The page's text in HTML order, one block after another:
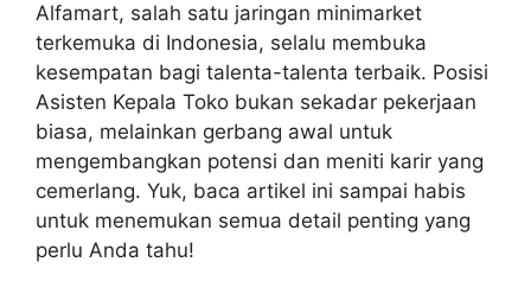
Alfamart, salah satu jaringan minimarket
terkemuka di Indonesia, selalu membuka
kesempatan bagi talenta-talenta terbaik. Posisi
Asisten Kepala Toko bukan sekadar pekerjaan
biasa, melainkan gerbang awal untuk
mengembangkan potensi dan meniti karir yang
cemerlang. Yuk, baca artikel ini sampai habis
untuk menemukan semua detail penting yang
perlu Anda tahu!